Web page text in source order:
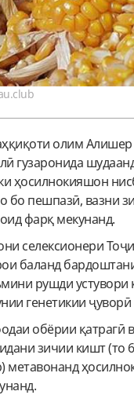
олим Алишер
гузаронида
ҳосилнокияшон
бо пешпазӣ, вазни
фарқ мекунанд.
селексионери
баланд
рушди
генетикии
обёрии қатрагӣ
зичии кишт (то
метавонанд